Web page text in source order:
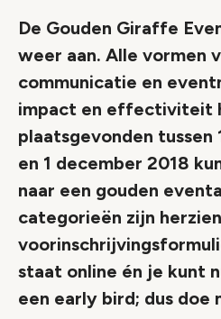
De Gouden Giraffe
weer aan. Alle vormen
communicatie en
impact en effectiviteit
plaatsgevonden tussen
en 1 december 2018
naar een gouden
categorieën zijn
staat online én je kunt
een early bird; dus doe